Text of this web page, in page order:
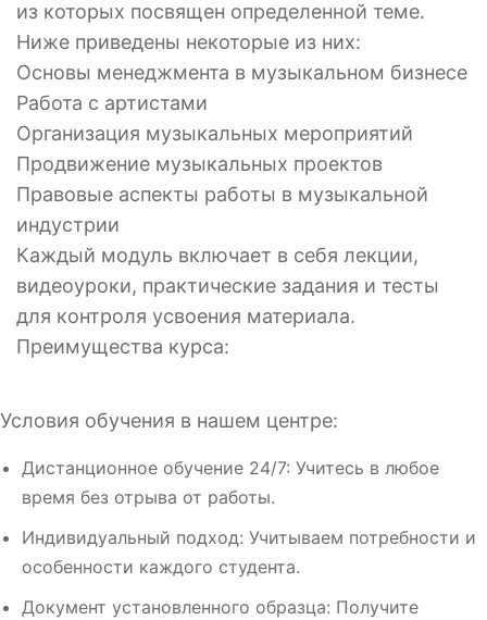
из которых посвящен определенной теме.
Ниже приведены некоторые из них:
Основы менеджмента в музыкальном бизнесе
Работа с артистами
Организация музыкальных мероприятий
Продвижение музыкальных проектов
Правовые аспекты работы в музыкальной
индустрии
Каждый модуль включает в себя лекции,
видеоуроки, практические задания и тесты
для контроля усвоения материала.
Преимущества курса:
Условия обучения в нашем центре:
Дистанционное обучение 24/7: Учитесь в любое
время без отрыва от работы.
Индивидуальный подход: Учитываем потребности и
особенности каждого студента.
Документ установленного образца: Получите